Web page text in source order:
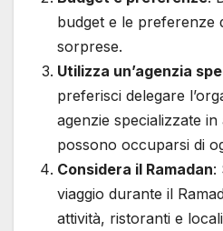
budget e le preferenze
sorprese.
Utilizza un’agenzia
preferisci delegare
agenzie specializzate
possono occuparsi di
Considera il Ramadan:
viaggio durante il
attività, ristoranti e